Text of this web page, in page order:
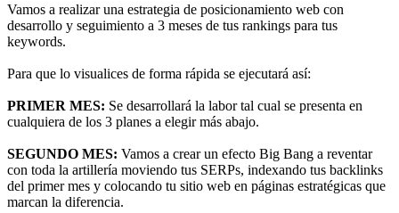
Vamos a realizar una estrategia de posicionamiento web con
desarrollo y seguimiento a 3 meses de tus rankings para tus
keywords.
Para que lo visualices de forma rápida se ejecutará así:
PRIMER MES: Se desarrollará la labor tal cual se presenta en
cualquiera de los 3 planes a elegir más abajo.
SEGUNDO MES: Vamos a crear un efecto Big Bang a reventar
con toda la artillería moviendo tus SERPs, indexando tus backlinks
del primer mes y colocando tu sitio web en páginas estratégicas que
marcan la diferencia.